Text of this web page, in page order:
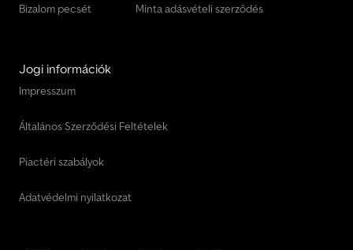
Bizalom pecsét Minta adásvételi szerződés
Jogi információk
Impresszum
Általános Szerződési Feltételek
Piactéri szabályok
Adatvédelmi nyilatkozat